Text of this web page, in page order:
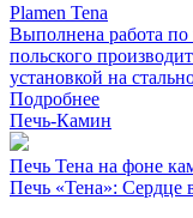
Plamen Tena
Выполнена работа по
польского
установкой на
Подробнее
Печь-Камин
Печь Тена на фоне
Печь «Тена»: Сердце